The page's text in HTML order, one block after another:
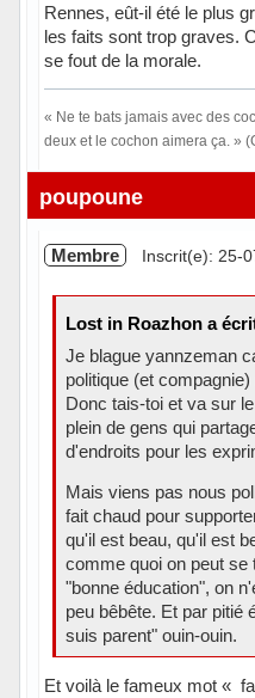
Rennes, eût-il été le plus
les faits sont trop graves.
se fout de la morale.
« Ne te bats jamais avec des
deux et le cochon aimera ça. »
Hors ligne
poupoune
Membre Inscrit(e): 25-
Lost in Roazhon a
Je blague yannzeman
politique (et
Donc tais-toi et va sur
plein de gens qui
d'endroits pour les
Mais viens pas nous
fait chaud pour
qu'il est beau, qu'il est
comme quoi on peut se
"bonne éducation", on
peu bêbête. Et par pitié
suis parent" ouin-ouin.
Et voilà le fameux mot «